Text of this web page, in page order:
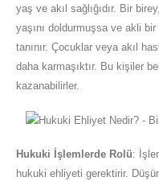
yaş ve akıl sağlığıdır. Bir
yaşını doldurmuşsa ve akli
tanınır. Çocuklar veya akıl
daha karmaşıktır. Bu kişiler
kazanabilirler.
Hukuki İşlemlerde Rolü:
hukuki ehliyeti gerektirir.